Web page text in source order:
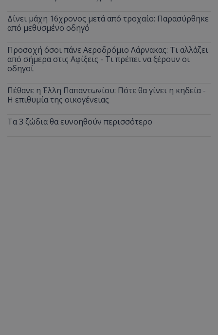
Δίνει μάχη 16χρονος μετά από τροχαίο: Παρασύρθηκε
από μεθυσμένο οδηγό
Προσοχή όσοι πάνε Αεροδρόμιο Λάρνακας: Τι αλλάζει
από σήμερα στις Αφίξεις - Τι πρέπει να ξέρουν οι
οδηγοί
Πέθανε η Έλλη Παπαντωνίου: Πότε θα γίνει η κηδεία -
Η επιθυμία της οικογένειας
Τα 3 ζώδια θα ευνοηθούν περισσότερο